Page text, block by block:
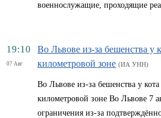
военнослужащие, проходящие
19:10
07 Авг
Во Львове из-за бешенства у
километровой зоне (ИА УНН)
Во Львове из-за бешенства у
километровой зоне Во Львове 7
ограничения из-за